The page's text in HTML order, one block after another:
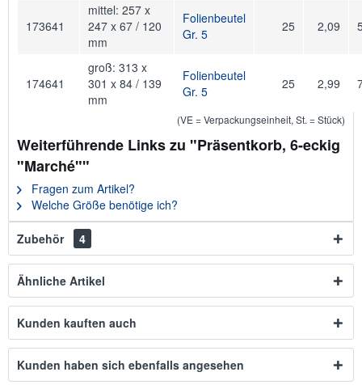
173641
mittel: 257 x
247 x 67 / 120
mm
Folienbeutel
Gr. 5
25 2,09
174641
groß: 313 x
301 x 84 / 139
mm
Folienbeutel
Gr. 5
25 2,99
(VE = Verpackungseinheit, St. = Stück)
Weiterführende Links zu "Präsentkorb, 6-eckig
"Marché""
Fragen zum Artikel?
Welche Größe benötige ich?
Zubehör 4
Ähnliche Artikel
Kunden kauften auch
Kunden haben sich ebenfalls angesehen